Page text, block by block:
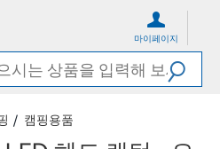
마이페이지
캠핑용품